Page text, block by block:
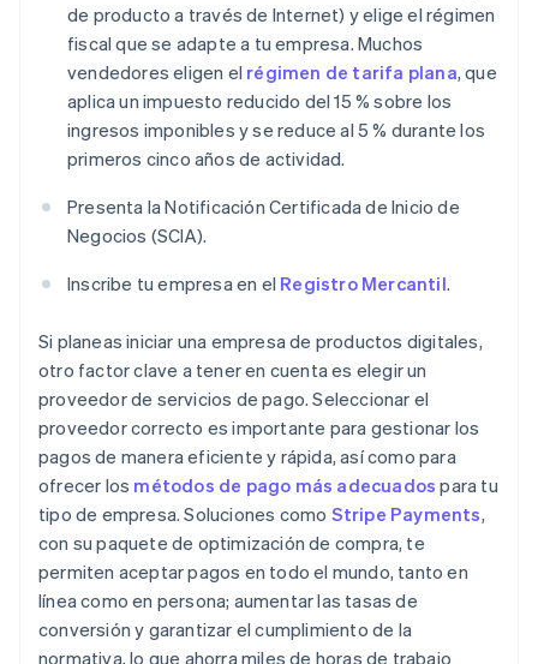
de producto a través de Internet) y elige el régimen
fiscal que se adapte a tu empresa. Muchos
vendedores eligen el régimen de tarifa plana, que
aplica un impuesto reducido del 15 % sobre los
ingresos imponibles y se reduce al 5 % durante los
primeros cinco años de actividad.
Presenta la Notificación Certificada de Inicio de
Negocios (SCIA).
Inscribe tu empresa en el Registro Mercantil.
Si planeas iniciar una empresa de productos digitales,
otro factor clave a tener en cuenta es elegir un
proveedor de servicios de pago. Seleccionar el
proveedor correcto es importante para gestionar los
pagos de manera eficiente y rápida, así como para
ofrecer los métodos de pago más adecuados para tu
tipo de empresa. Soluciones como Stripe Payments,
con su paquete de optimización de compra, te
permiten aceptar pagos en todo el mundo, tanto en
línea como en persona; aumentar las tasas de
conversión y garantizar el cumplimiento de la
normativa, lo que ahorra miles de horas de trabajo